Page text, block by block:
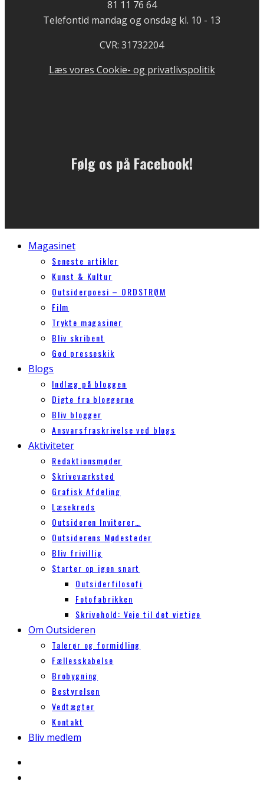
81 11 76 64
Telefontid mandag og onsdag kl. 10 - 13
CVR: 31732204
Læs vores Cookie- og privatlivspolitik
Følg os på Facebook!
Magasinet
Seneste artikler
Kunst & Kultur
Outsiderpoesi – ORDSTRØM
Film
Trykte magasiner
Bliv skribent
God presseskik
Blogs
Indlæg på bloggen
Digte fra bloggerne
Bliv blogger
Ansvarsfraskrivelse ved blogs
Aktiviteter
Redaktionsmøder
Skriveværksted
Grafisk Afdeling
Læsekreds
Outsideren Inviterer…
Outsiderens Mødesteder
Bliv frivillig
Starter op igen snart
Outsiderfilosofi
Fotofabrikken
Skrivehold: Veje til det vigtige
Om Outsideren
Talerør og formidling
Fællesskabelse
Brobygning
Bestyrelsen
Vedtægter
Kontakt
Bliv medlem